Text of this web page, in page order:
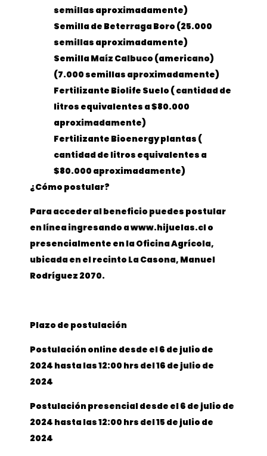
semillas aproximadamente)
Semilla de Beterraga Boro (25.000
semillas aproximadamente)
Semilla Maíz Calbuco (americano)
(7.000 semillas aproximadamente)
Fertilizante Biolife Suelo ( cantidad de
litros equivalentes a $80.000
aproximadamente)
Fertilizante Bioenergy plantas (
cantidad de litros equivalentes a
$80.000 aproximadamente)
¿Cómo postular?
Para acceder al beneficio puedes postular
en línea ingresando a www.hijuelas.cl o
presencialmente en la Oficina Agrícola,
ubicada en el recinto La Casona, Manuel
Rodríguez 2070.
Plazo de postulación
Postulación online desde el 6 de julio de
2024 hasta las 12:00 hrs del 16 de julio de
2024
Postulación presencial desde el 6 de julio de
2024 hasta las 12:00 hrs del 15 de julio de
2024